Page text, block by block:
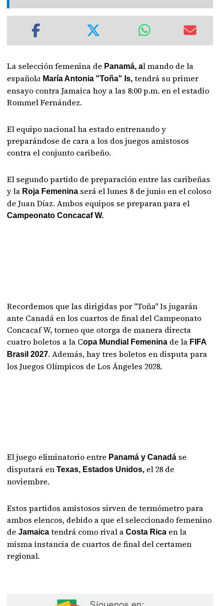
La selección femenina de Panamá, al mando de la
española María Antonia "Toña" Is, tendrá su primer
ensayo contra Jamaica hoy a las 8:00 p.m. en el estadio
Rommel Fernández.
El equipo nacional ha estado entrenando y
preparándose de cara a los dos juegos amistosos
contra el conjunto caribeño.
El segundo partido de preparación entre las caribeñas
y la Roja Femenina será el lunes 8 de junio en el coloso
de Juan Díaz. Ambos equipos se preparan para el
Campeonato Concacaf W.
Recordemos que las dirigidas por "Toña" Is jugarán
ante Canadá en los cuartos de final del Campeonato
Concacaf W, torneo que otorga de manera directa
cuatro boletos a la Copa Mundial Femenina de la FIFA
Brasil 2027. Además, hay tres boletos en disputa para
los Juegos Olímpicos de Los Ángeles 2028.
El juego eliminatorio entre Panamá y Canadá se
disputará en Texas, Estados Unidos, el 28 de
noviembre.
Estos partidos amistosos sirven de termómetro para
ambos elencos, debido a que el seleccionado femenino
deJamaicatendrá como rival aCosta Rica en la
misma instancia de cuartos de final del certamen
regional.